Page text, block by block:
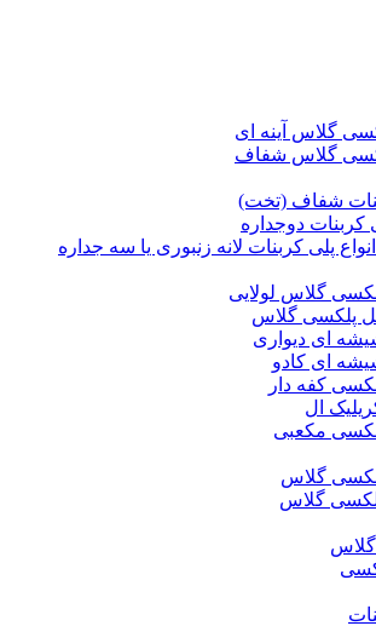
گلاس آینه ای
گلاس شفاف
شفاف (تخت)
کربنات دوجداره
پلی کربنات لانه زنبوری یا سه جداره
گلاس لولایی
پلکسی گلاس
ای دیواری
ای کادو
کفه دار
ال
مکعبی
گلاس
گلاس